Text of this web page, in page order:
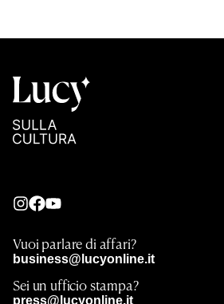
Vuoi parlare di affari?
business@lucyonline.it
Sei un ufficio stampa?
press@lucyonline.it